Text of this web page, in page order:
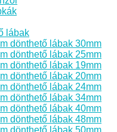
lábak
dönthető lábak 30mm
dönthető lábak 25mm
dönthető lábak 19mm
dönthető lábak 20mm
dönthető lábak 24mm
dönthető lábak 34mm
dönthető lábak 40mm
dönthető lábak 48mm
dönthető lábak 50mm